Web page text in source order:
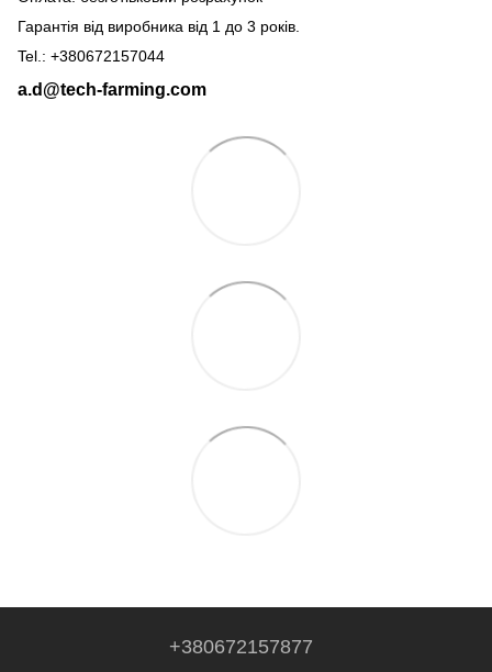
Гарантія від виробника від 1 до 3 років.
Tel.: +380672157044
a.d@tech-farming.com
+380672157877